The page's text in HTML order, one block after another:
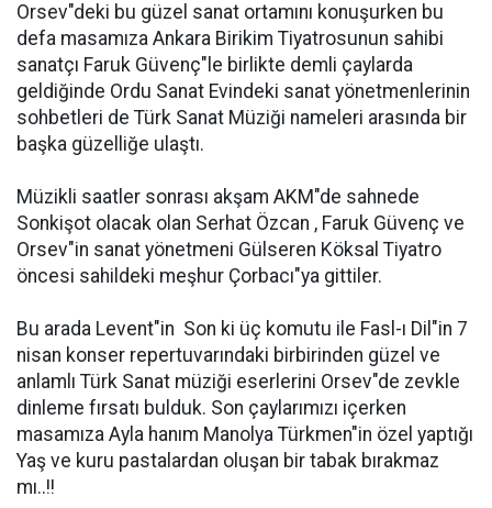
Orsev"deki bu güzel sanat ortamını konuşurken bu
defa masamıza Ankara Birikim Tiyatrosunun sahibi
sanatçı Faruk Güvenç"le birlikte demli çaylarda
geldiğinde Ordu Sanat Evindeki sanat yönetmenlerinin
sohbetleri de Türk Sanat Müziği nameleri arasında bir
başka güzelliğe ulaştı.
Müzikli saatler sonrası akşam AKM"de sahnede
Sonkişot olacak olan Serhat Özcan , Faruk Güvenç ve
Orsev"in sanat yönetmeni Gülseren Köksal Tiyatro
öncesi sahildeki meşhur Çorbacı"ya gittiler.
Bu arada Levent"in  Son ki üç komutu ile Fasl-ı Dil"in 7
nisan konser repertuvarındaki birbirinden güzel ve
anlamlı Türk Sanat müziği eserlerini Orsev"de zevkle
dinleme fırsatı bulduk. Son çaylarımızı içerken
masamıza Ayla hanım Manolya Türkmen"in özel yaptığı
Yaş ve kuru pastalardan oluşan bir tabak bırakmaz
mı..!!